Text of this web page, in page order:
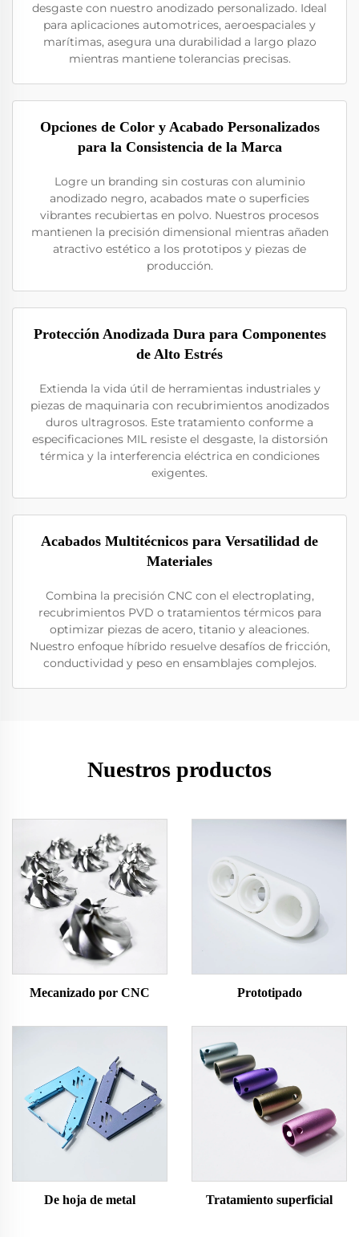
desgaste con nuestro anodizado personalizado. Ideal
para aplicaciones automotrices, aeroespaciales y
marítimas, asegura una durabilidad a largo plazo
mientras mantiene tolerancias precisas.
Opciones de Color y Acabado Personalizados
para la Consistencia de la Marca
Logre un branding sin costuras con aluminio
anodizado negro, acabados mate o superficies
vibrantes recubiertas en polvo. Nuestros procesos
mantienen la precisión dimensional mientras añaden
atractivo estético a los prototipos y piezas de
producción.
Protección Anodizada Dura para Componentes
de Alto Estrés
Extienda la vida útil de herramientas industriales y
piezas de maquinaria con recubrimientos anodizados
duros ultragrosos. Este tratamiento conforme a
especificaciones MIL resiste el desgaste, la distorsión
térmica y la interferencia eléctrica en condiciones
exigentes.
Acabados Multitécnicos para Versatilidad de
Materiales
Combina la precisión CNC con el electroplating,
recubrimientos PVD o tratamientos térmicos para
optimizar piezas de acero, titanio y aleaciones.
Nuestro enfoque híbrido resuelve desafíos de fricción,
conductividad y peso en ensamblajes complejos.
Nuestros productos
Mecanizado por CNC Prototipado
De hoja de metal Tratamiento superficial